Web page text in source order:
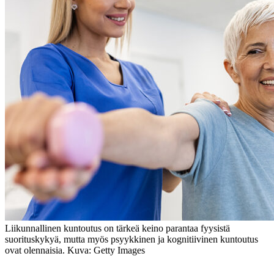
Liikunnallinen kuntoutus on tärkeä keino parantaa fyysistä
suorituskykyä, mutta myös psyykkinen ja kognitiivinen kuntoutus
ovat olennaisia. Kuva: Getty Images